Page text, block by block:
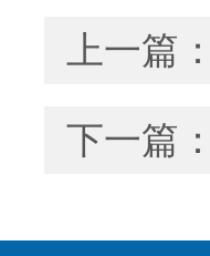
上一篇：
下一篇：